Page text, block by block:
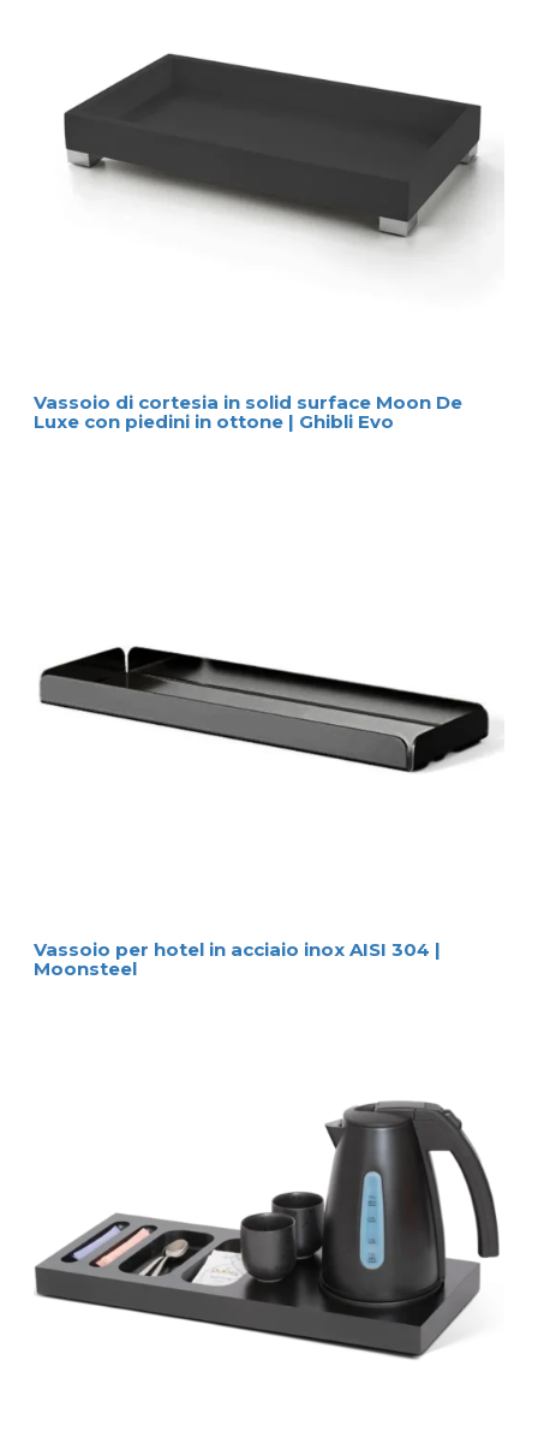
Vassoio di cortesia in solid surface Moon De
Luxe con piedini in ottone | Ghibli Evo
Vassoio per hotel in acciaio inox AISI 304 |
Moonsteel